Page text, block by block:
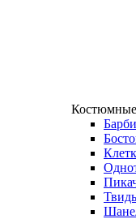
Костюмные
Барби